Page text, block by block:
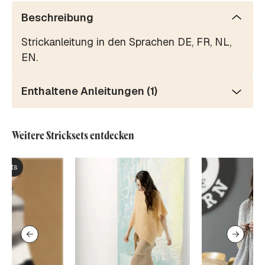
Beschreibung
Strickanleitung in den Sprachen DE, FR, NL,
EN.
Enthaltene Anleitungen (1)
Weitere Stricksets entdecken